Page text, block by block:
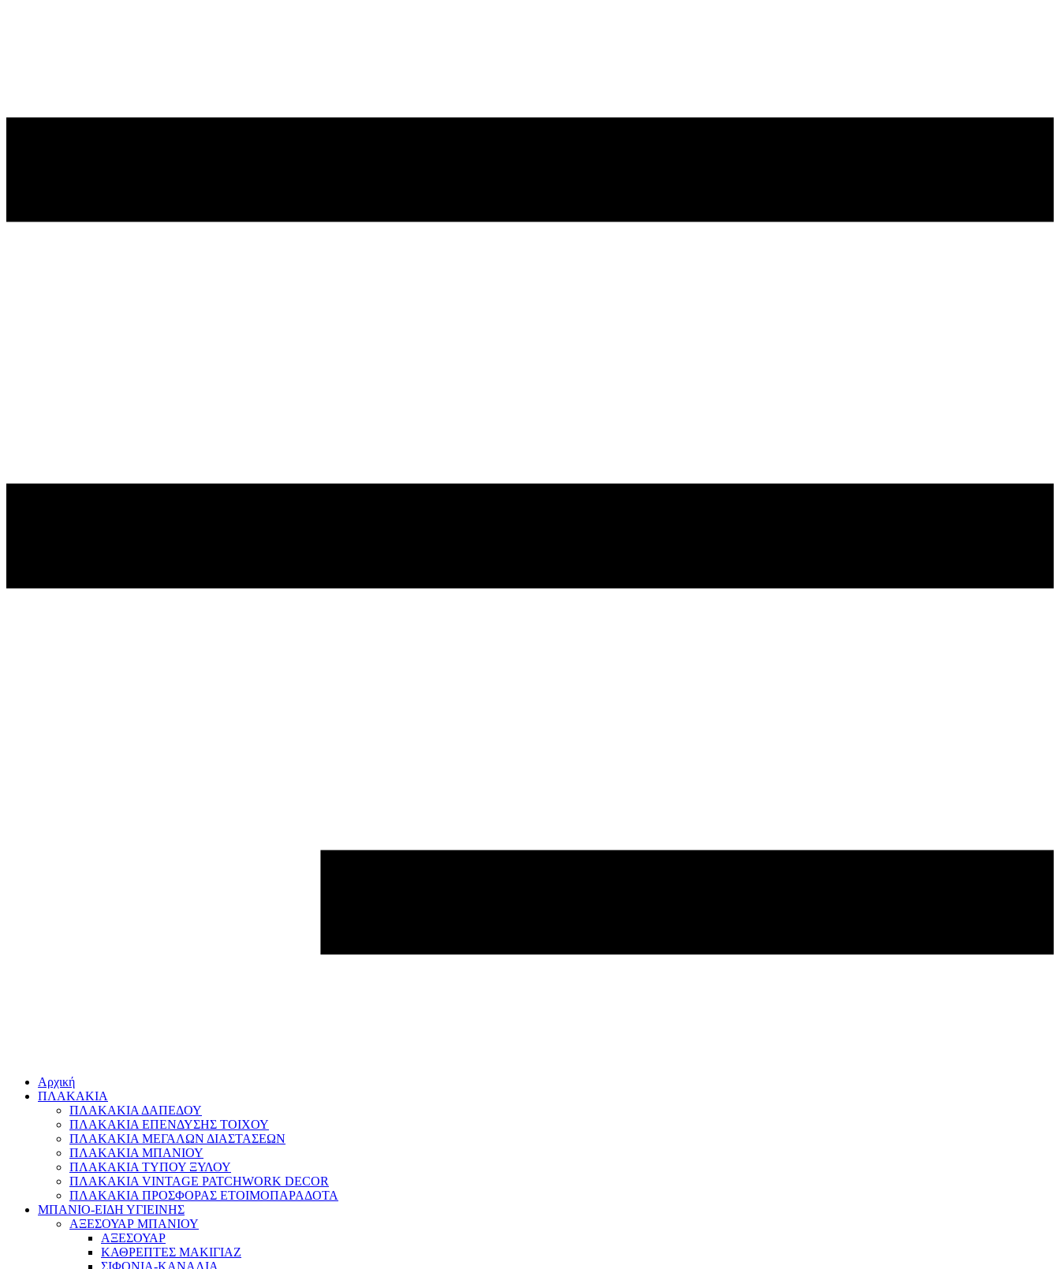
Αρχική
ΠΛΑΚΑΚΙΑ
ΠΛΑΚΑΚΙΑ ΔΑΠΕΔΟΥ
ΠΛΑΚΑΚΙΑ ΕΠΕΝΔΥΣΗΣ ΤΟΙΧΟΥ
ΠΛΑΚΑΚΙΑ ΜΕΓΑΛΩΝ ΔΙΑΣΤΑΣΕΩΝ
ΠΛΑΚΑΚΙΑ ΜΠΑΝΙΟΥ
ΠΛΑΚΑΚΙΑ ΤΥΠΟΥ ΞΥΛΟΥ
ΠΛΑΚΑΚΙΑ VINTAGE PATCHWORK DECOR
ΠΛΑΚΑΚΙΑ ΠΡΟΣΦΟΡΑΣ ΕΤΟΙΜΟΠΑΡΑΔΟΤΑ
ΜΠΑΝΙΟ-ΕΙΔΗ ΥΓΙΕΙΝΗΣ
ΑΞΕΣΟΥΑΡ ΜΠΑΝΙΟΥ
ΑΞΕΣΟΥΑΡ
ΚΑΘΡΕΠΤΕΣ ΜΑΚΙΓΙΑΖ
ΣΙΦΟΝΙΑ-ΚΑΝΑΛΙΑ